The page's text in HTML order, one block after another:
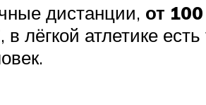
дистанции, от
, в лёгкой атлетике